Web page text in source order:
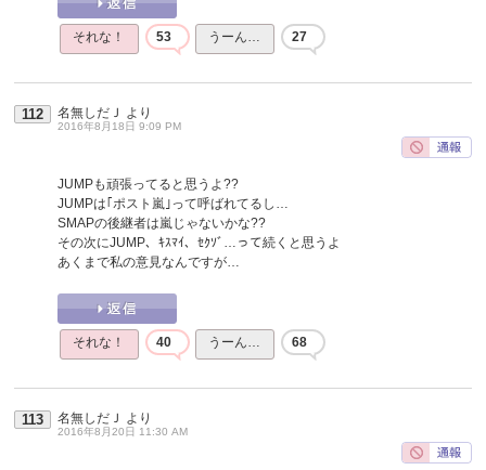
それな！ 53 うーん… 27
112 名無しだＪ より
2016年8月18日 9:09 PM
JUMPも頑張ってると思うよ??
JUMPは｢ポスト嵐｣って呼ばれてるし…
SMAPの後継者は嵐じゃないかな??
その次にJUMP、ｷｽﾏｲ、ｾｸｿﾞ…って続くと思うよ
あくまで私の意見なんですが…
それな！ 40 うーん… 68
113 名無しだＪ より
2016年8月20日 11:30 AM